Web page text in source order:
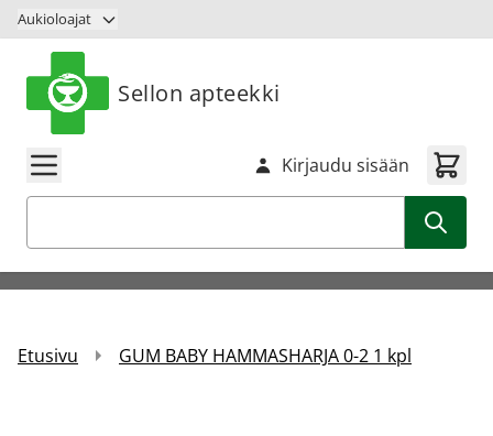
Siirry sisältöön
Aukioloajat
Sellon apteekki
Kirjaudu sisään
Etusivu GUM BABY HAMMASHARJA 0-2 1 kpl